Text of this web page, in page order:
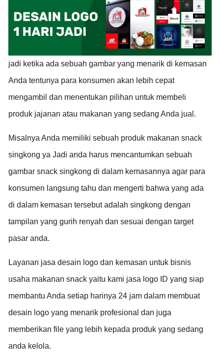
jadi ketika ada sebuah gambar yang menarik di kemasan
Anda tentunya para konsumen akan lebih cepat
mengambil dan menentukan pilihan untuk membeli
produk jajanan atau makanan yang sedang Anda jual.
Misalnya Anda memiliki sebuah produk makanan snack
singkong ya Jadi anda harus mencantumkan sebuah
gambar snack singkong di dalam kemasannya agar para
konsumen langsung tahu dan mengerti bahwa yang ada
di dalam kemasan tersebut adalah singkong dengan
tampilan yang gurih renyah dan sesuai dengan target
pasar anda.
Layanan jasa desain logo dan kemasan untuk bisnis
usaha makanan snack yaitu kami jasa logo ID yang siap
membantu Anda setiap harinya 24 jam dalam membuat
desain logo yang menarik profesional dan juga
memberikan file yang lebih kepada produk yang sedang
anda kelola.